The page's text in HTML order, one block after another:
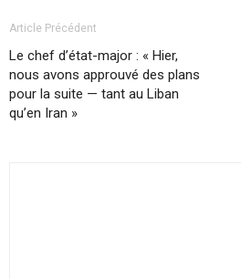
Article Précédent
Le chef d’état-major : « Hier,
nous avons approuvé des plans
pour la suite — tant au Liban
qu’en Iran »